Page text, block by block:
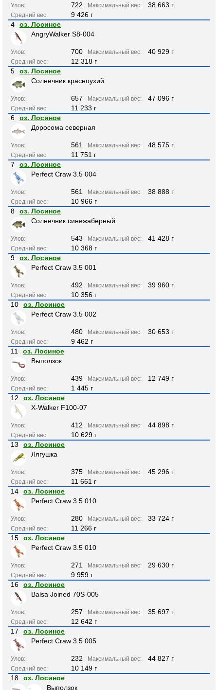
Улов: 722 Максимальный вес: 38 663 г
Средний вес:
9 426 г
4
оз. Лосиное
AngryWalker S8-004
Улов: 700 Максимальный вес: 40 929 г
Средний вес:
12 318 г
5
оз. Лосиное
Солнечник красноухий
Улов: 657 Максимальный вес: 47 096 г
Средний вес:
11 233 г
6
оз. Лосиное
Доросома северная
Улов: 561 Максимальный вес: 48 575 г
Средний вес:
11 751 г
7
оз. Лосиное
Perfect Craw 3.5 004
Улов: 561 Максимальный вес: 38 888 г
Средний вес:
10 966 г
8
оз. Лосиное
Солнечник синежаберный
Улов: 543 Максимальный вес: 41 428 г
Средний вес:
10 368 г
9
оз. Лосиное
Perfect Craw 3.5 001
Улов: 492 Максимальный вес: 39 960 г
Средний вес:
10 356 г
10
оз. Лосиное
Perfect Craw 3.5 002
Улов: 480 Максимальный вес: 30 653 г
Средний вес:
9 462 г
11
оз. Лосиное
Выползок
Улов: 439 Максимальный вес: 12 749 г
Средний вес:
1 445 г
12
оз. Лосиное
X-Walker F100-07
Улов: 412 Максимальный вес: 44 898 г
Средний вес:
10 629 г
13
оз. Лосиное
Лягушка
Улов: 375 Максимальный вес: 45 296 г
Средний вес:
11 661 г
14
оз. Лосиное
Perfect Craw 3.5 010
Улов: 280 Максимальный вес: 33 724 г
Средний вес:
11 266 г
15
оз. Лосиное
Perfect Craw 3.5 010
Улов: 271 Максимальный вес: 29 630 г
Средний вес:
9 959 г
16
оз. Лосиное
Balsa Joined 70S-005
Улов: 257 Максимальный вес: 35 697 г
Средний вес:
12 642 г
17
оз. Лосиное
Perfect Craw 3.5 005
Улов: 232 Максимальный вес: 44 827 г
Средний вес:
10 149 г
18
оз. Лосиное
Выползок